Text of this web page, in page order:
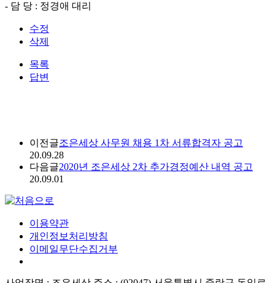
- 담 당 : 정경애 대리
수정
삭제
목록
답변
이전글조은세상 사무원 채용 1차 서류합격자 공고
20.09.28
다음글2020년 조은세상 2차 추가경정예산 내역 공고
20.09.01
이용약관
개인정보처리방침
이메일무단수집거부